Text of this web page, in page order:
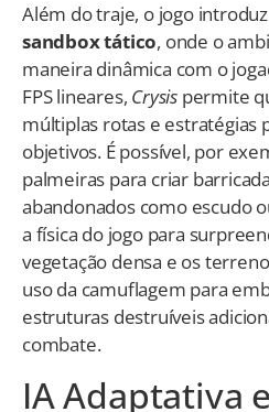
Além do traje, o jogo
sandbox tático, onde o
maneira dinâmica com o
FPS lineares, Crysis permite
múltiplas rotas e estratégias
objetivos. É possível, por
palmeiras para criar
abandonados como escudo
a física do jogo para
vegetação densa e os
uso da camuflagem para
estruturas destruíveis
combate.
IA Adaptativa